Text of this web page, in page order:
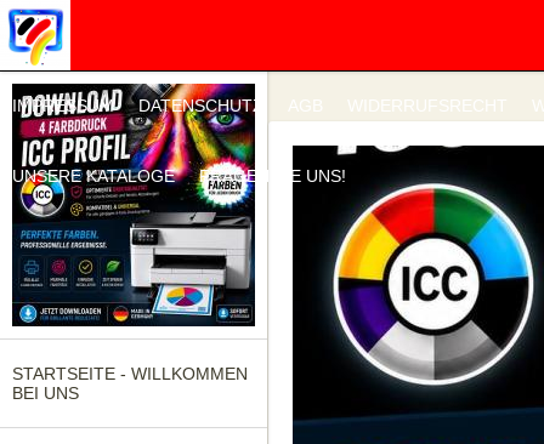
IMPRESSUM DATENSCHUTZ AGB WIDERRUFSRECHT
UNSERE KATALOGE FRAGEN SIE UNS!
STARTSEITE - WILLKOMMEN
BEI UNS